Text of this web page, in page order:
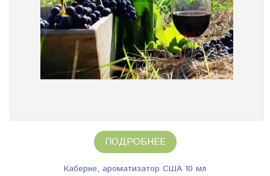
ПОДРОБНЕЕ
Каберне, ароматизатор США 10 мл